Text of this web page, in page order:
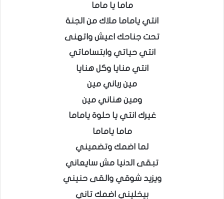
ماما يا ماما
انتي ياماما ملاك من الجنة
تحت جناحك اعيش واتهنى
انتي حياتي وابتساماتي
انتي منايا وكل هنايا
مين رباني مين
ومين هناني مين
غيرك انتي يا حلوة ياماما
ماما ياماما
لما اضمك وتضميني
تبقى الدنيا مش سايعاني
ويزيد شوقي والقى حنيني
بيخليني اضمك تاني